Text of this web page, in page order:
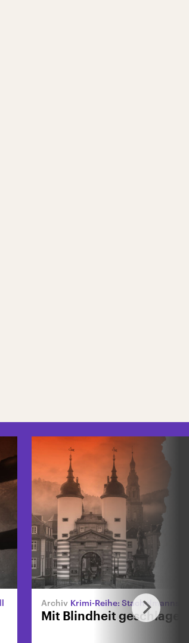
Krimi-Reihe: Stachelmanns
Mit Blindheit geschlagen